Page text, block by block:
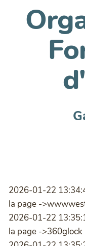
2026-01-22
la page -
2026-01-22
la page ->360glock